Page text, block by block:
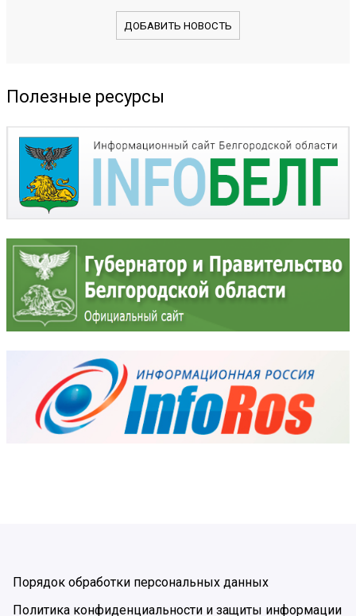
ДОБАВИТЬ НОВОСТЬ
Полезные ресурсы
Порядок обработки персональных данных
Политика конфиденциальности и защиты информации